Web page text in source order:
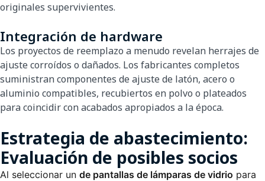
originales supervivientes.
Integración de hardware
Los proyectos de reemplazo a menudo revelan herrajes de
ajuste corroídos o dañados. Los fabricantes completos
suministran componentes de ajuste de latón, acero o
aluminio compatibles, recubiertos en polvo o plateados
para coincidir con acabados apropiados a la época.
Estrategia de abastecimiento:
Evaluación de posibles socios
Al seleccionar un de pantallas de lámparas de vidrio para